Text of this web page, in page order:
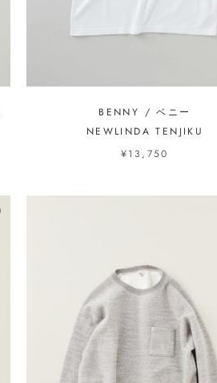
BENNY / ベニー
NEWLINDA TENJIKU
¥13,750